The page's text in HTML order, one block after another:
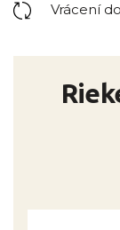
Vrácení do